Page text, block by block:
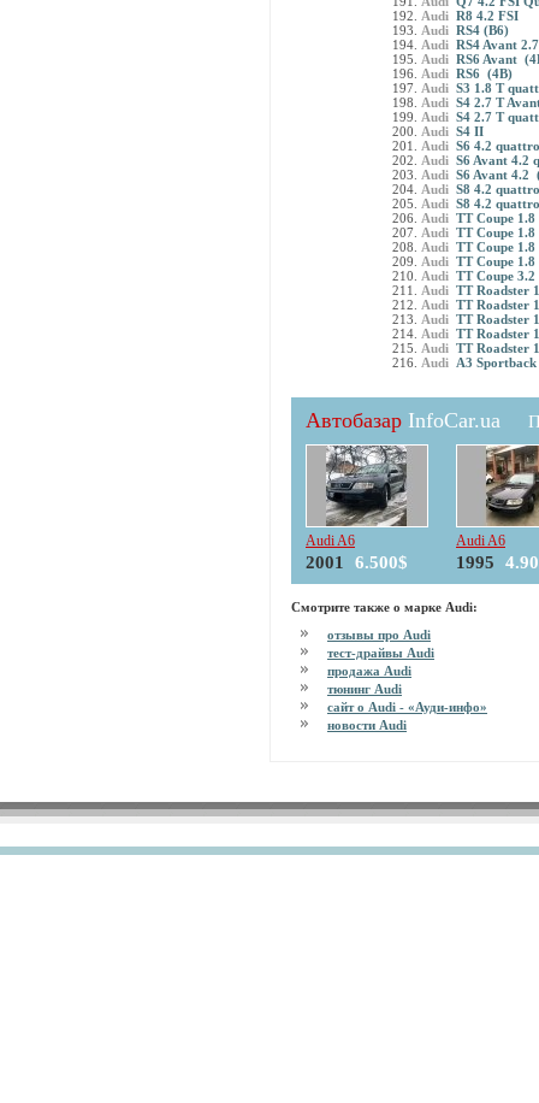
Audi R8 4.2 FSI
Audi RS4 (B6)
Audi RS4 Avant
Audi RS6 Avant
Audi RS6 (4B)
Audi S3 1.8 T
Audi S4 2.7 T
Audi S4 2.7 T
Audi S4 II
Audi S6 4.2
Audi S6 Avant 4.2
Audi S6 Avant 4.2
Audi S8 4.2
Audi S8 4.2
Audi TT Coupe
Audi TT Coupe
Audi TT Coupe
Audi TT Coupe
Audi TT Coupe
Audi TT Roadster
Audi TT Roadster
Audi TT Roadster
Audi TT Roadster
Audi TT Roadster
Audi А3 Sportback
Автобазар InfoCar.ua
Audi A6
2001 6.500$
Audi A6
1995
Смотрите также о марке Audi:
отзывы про Audi
тест-драйвы Audi
продажа Audi
тюнинг Audi
сайт о Audi - «Ауди-инфо»
новости Audi